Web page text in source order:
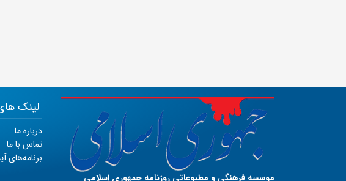
لینک
درباره ما
تماس با ما
برنامه‌های
موسسه فرهنگی و مطبوعاتی روزنامه جمهوری اسلامی